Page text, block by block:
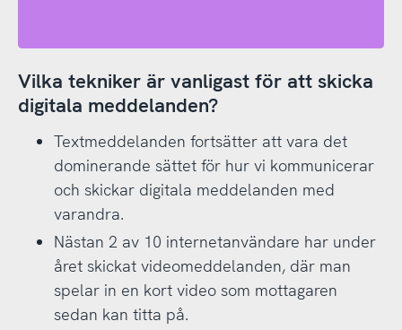
Vilka tekniker är vanligast för att skicka
digitala meddelanden?
Textmeddelanden fortsätter att vara det
dominerande sättet för hur vi kommunicerar
och skickar digitala meddelanden med
varandra.
Nästan 2 av 10 internetanvändare har under
året skickat videomeddelanden, där man
spelar in en kort video som mottagaren
sedan kan titta på.